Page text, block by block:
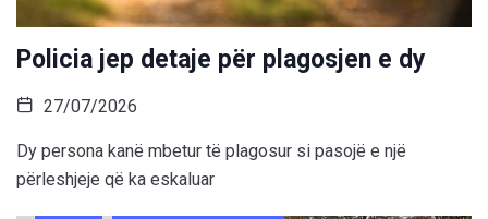
Policia jep detaje për plagosjen e dy
27/07/2026
Dy persona kanë mbetur të plagosur si pasojë e një
përleshjeje që ka eskaluar